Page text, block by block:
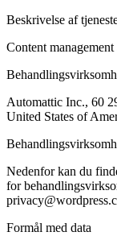
Beskrivelse af
Content
Automattic Inc., 60
United States of
Nedenfor kan du
for
Formål med data